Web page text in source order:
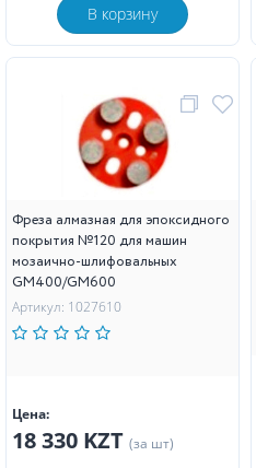
В корзину
Фреза алмазная для эпоксидного
покрытия №120 для машин
мозаично-шлифовальных
GM400/GM600
Артикул: 1027610
Цена:
18 330 KZT (за шт)